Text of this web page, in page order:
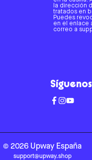
la dirección
tratados en
Puedes
en el enlace
correo a
Síguenos
© 2026 Upway España
support@upway.shop